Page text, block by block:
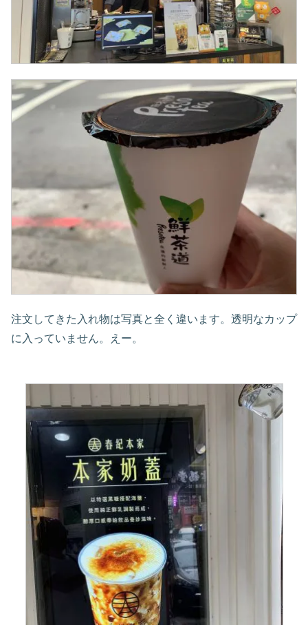
注文してきた入れ物は写真と全く違います。透明なカップ
に入っていません。えー。